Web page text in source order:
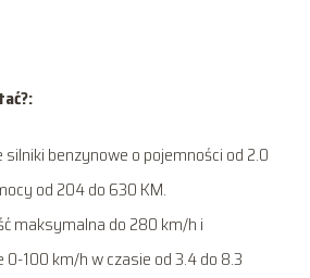
silniki benzynowe o pojemności od 2.0
od 204 do 630 KM.
maksymalna do 280 km/h i
100 km/h w czasie od 3.4 do 8.3